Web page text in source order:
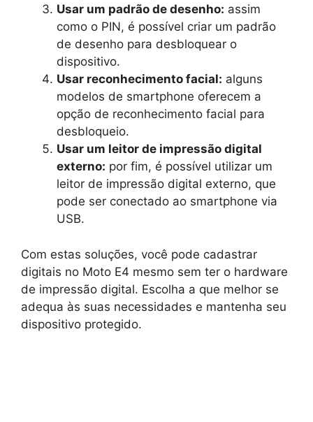
Usar um padrão de desenho: assim
como o PIN, é possível criar um padrão
de desenho para desbloquear o
dispositivo.
Usar reconhecimento facial: alguns
modelos de smartphone oferecem a
opção de reconhecimento facial para
desbloqueio.
Usar um leitor de impressão digital
externo: por fim, é possível utilizar um
leitor de impressão digital externo, que
pode ser conectado ao smartphone via
USB.
Com estas soluções, você pode cadastrar
digitais no Moto E4 mesmo sem ter o hardware
de impressão digital. Escolha a que melhor se
adequa às suas necessidades e mantenha seu
dispositivo protegido.